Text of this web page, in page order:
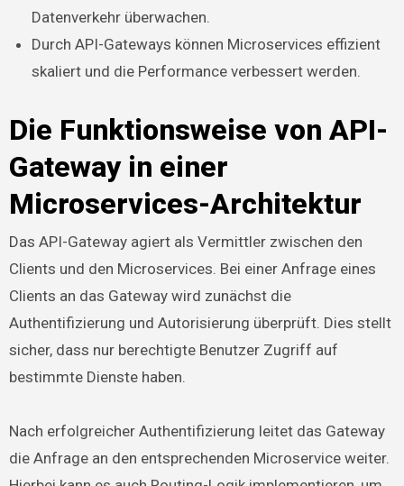
Datenverkehr überwachen.
Durch API-Gateways können Microservices effizient
skaliert und die Performance verbessert werden.
Die Funktionsweise von API-
Gateway in einer
Microservices-Architektur
Das API-Gateway agiert als Vermittler zwischen den
Clients und den Microservices. Bei einer Anfrage eines
Clients an das Gateway wird zunächst die
Authentifizierung und Autorisierung überprüft. Dies stellt
sicher, dass nur berechtigte Benutzer Zugriff auf
bestimmte Dienste haben.
Nach erfolgreicher Authentifizierung leitet das Gateway
die Anfrage an den entsprechenden Microservice weiter.